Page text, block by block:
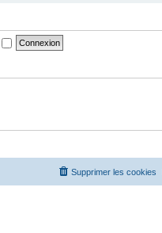
Supprimer les cookies